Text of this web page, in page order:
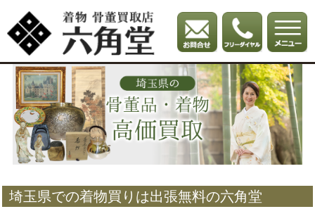
埼玉県での着物買りは出張無料の六角堂